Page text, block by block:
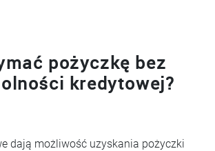
pożyczkę bez
kredytowej?
dają możliwość uzyskania pożyczki